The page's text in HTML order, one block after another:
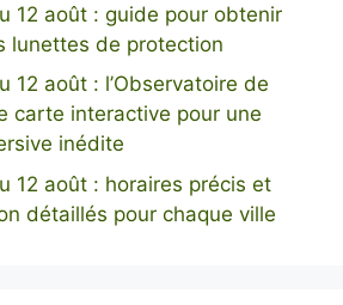
12 août : guide pour obtenir
lunettes de protection
12 août : l’Observatoire de
carte interactive pour une
inédite
12 août : horaires précis et
détaillés pour chaque ville